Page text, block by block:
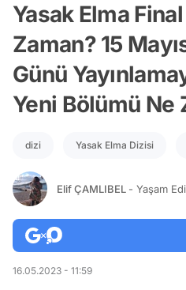
Yasak Elma
Zaman? 15
Günü
Yeni Bölümü Ne
dizi Yasak Elma Dizisi
Elif ÇAMLIBEL - Yaşam
16.05.2023 - 11:59